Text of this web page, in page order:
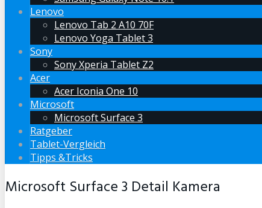
Lenovo
Lenovo Tab 2 A10 70F
Lenovo Yoga Tablet 3
Sony
Sony Xperia Tablet Z2
Acer
Acer Iconia One 10
Microsoft
Microsoft Surface 3
Ratgeber
Tablet-Vergleich
Tipps &Tricks
Microsoft Surface 3 Detail Kamera